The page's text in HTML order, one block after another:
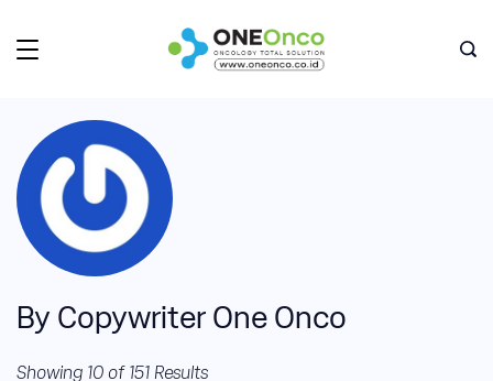
to
By Copywriter One Onco
Showing 10 of 151 Results